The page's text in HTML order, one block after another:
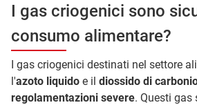
I gas criogenici sono
consumo alimentare?
I gas criogenici destinati nel settore
l'azoto liquido e il diossido di
regolamentazioni severe. Questi